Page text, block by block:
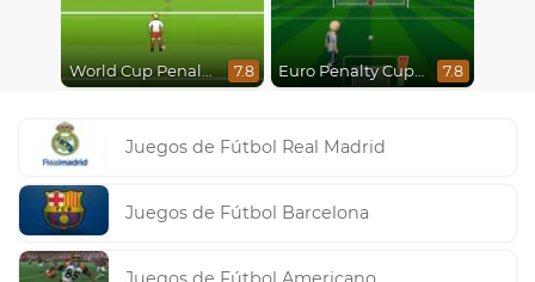
World Cup Penalty 2018 7.8 Euro Penalty Cup 2021 7.8
Juegos de Fútbol Real Madrid
Juegos de Fútbol Barcelona